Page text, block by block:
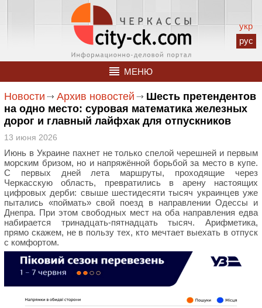
укр
рус
МЕНЮ
Новости Архив новостей
Шесть претендентов
на одно место: суровая математика железных
дорог и главный лайфхак для отпускников
13 июня 2026
Июнь в Украине пахнет не только спелой черешней и первым
морским бризом, но и напряжённой борьбой за место в купе.
С первых дней лета маршруты, проходящие через
Черкасскую область, превратились в арену настоящих
цифровых дерби: свыше шестидесяти тысяч украинцев уже
пытались «поймать» свой поезд в направлении Одессы и
Днепра. При этом свободных мест на оба направления едва
набирается тринадцать-пятнадцать тысяч. Арифметика,
прямо скажем, не в пользу тех, кто мечтает выехать в отпуск
с комфортом.